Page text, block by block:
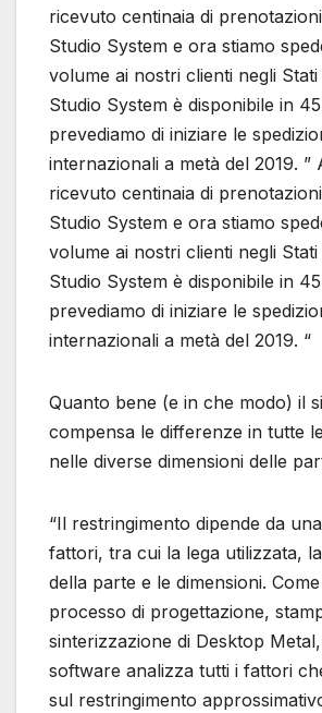
ricevuto centinaia di
Studio System e ora stiamo
volume ai nostri clienti negli Stati
Studio System è disponibile in
prevediamo di iniziare le
internazionali a metà del 2019. ”
ricevuto centinaia di
Studio System e ora stiamo
volume ai nostri clienti negli Stati
Studio System è disponibile in
prevediamo di iniziare le
internazionali a metà del 2019. “
Quanto bene (e in che modo) il
compensa le differenze in tutte
nelle diverse dimensioni delle
“Il restringimento dipende da
fattori, tra cui la lega utilizzata,
della parte e le dimensioni.
processo di progettazione,
sinterizzazione di Desktop
software analizza tutti i fattori
sul restringimento